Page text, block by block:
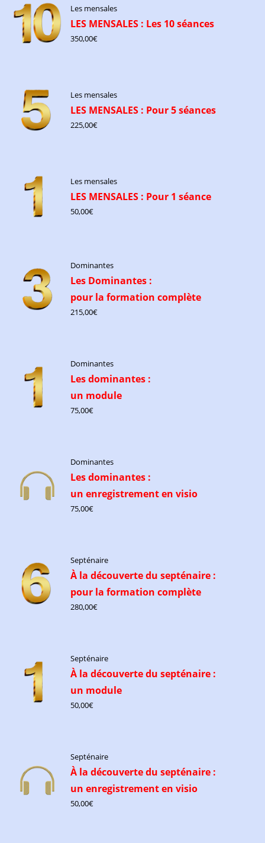
Les mensales
LES MENSALES : Les 10 séances
350,00€
Les mensales
LES MENSALES : Pour 5 séances
225,00€
Les mensales
LES MENSALES : Pour 1 séance
50,00€
Dominantes
Les Dominantes :
pour la formation complète
215,00€
Dominantes
Les dominantes :
un module
75,00€
Dominantes
Les dominantes :
un enregistrement en visio
75,00€
Septénaire
À la découverte du septénaire :
pour la formation complète
280,00€
Septénaire
À la découverte du septénaire :
un module
50,00€
Septénaire
À la découverte du septénaire :
un enregistrement en visio
50,00€